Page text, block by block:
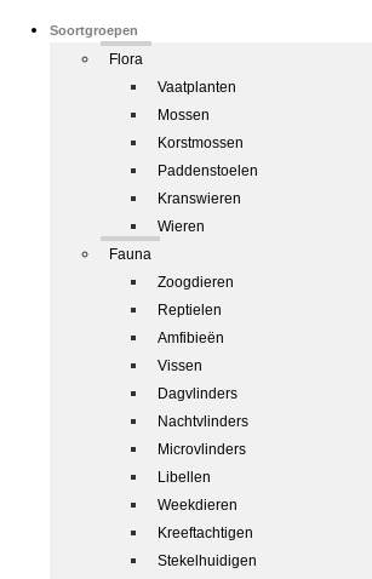
Soortgroepen
Flora
Vaatplanten
Mossen
Korstmossen
Paddenstoelen
Kranswieren
Wieren
Fauna
Zoogdieren
Reptielen
Amfibieën
Vissen
Dagvlinders
Nachtvlinders
Microvlinders
Libellen
Weekdieren
Kreeftachtigen
Stekelhuidigen